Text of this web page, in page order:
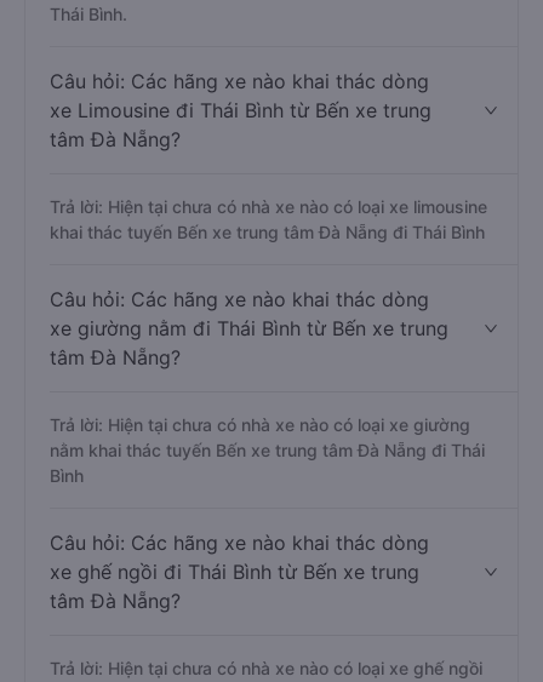
Thái Bình.
Câu hỏi: Các hãng xe nào khai thác dòng
xe Limousine đi Thái Bình từ Bến xe trung
tâm Đà Nẵng?
Trả lời: Hiện tại chưa có nhà xe nào có loại xe limousine
khai thác tuyến Bến xe trung tâm Đà Nẵng đi Thái Bình
Câu hỏi: Các hãng xe nào khai thác dòng
xe giường nằm đi Thái Bình từ Bến xe trung
tâm Đà Nẵng?
Trả lời: Hiện tại chưa có nhà xe nào có loại xe giường
nằm khai thác tuyến Bến xe trung tâm Đà Nẵng đi Thái
Bình
Câu hỏi: Các hãng xe nào khai thác dòng
xe ghế ngồi đi Thái Bình từ Bến xe trung
tâm Đà Nẵng?
Trả lời: Hiện tại chưa có nhà xe nào có loại xe ghế ngồi